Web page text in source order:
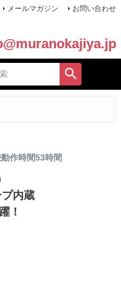
メールマガジン お問い合わせ
作時間53時間
内蔵
！